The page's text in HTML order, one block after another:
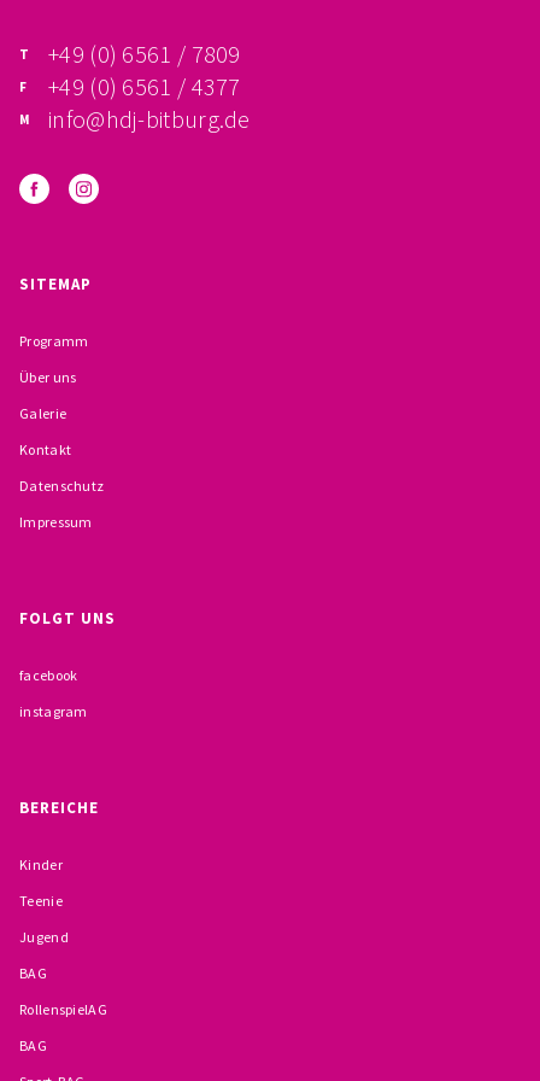
PRAKTIKUM, FSJ
INSTITUTIONELLES SCHUTZKONZEPT
VERHALTENSKODEX FÜR HAUPTAMTLICHE
VERPFLICHTUNGSERKLÄRUNG UND
PRÄVENTION IM BISTUM TRIER
+49 (0) 6561 / 7809
+49 (0) 6561 / 4377
info@hdj-bitburg.de
SITEMAP
Programm
Über uns
Galerie
Kontakt
Datenschutz
Impressum
FOLGT UNS
facebook
instagram
BEREICHE
Kinder
Teenie
Jugend
BAG
RollenspielAG
BAG